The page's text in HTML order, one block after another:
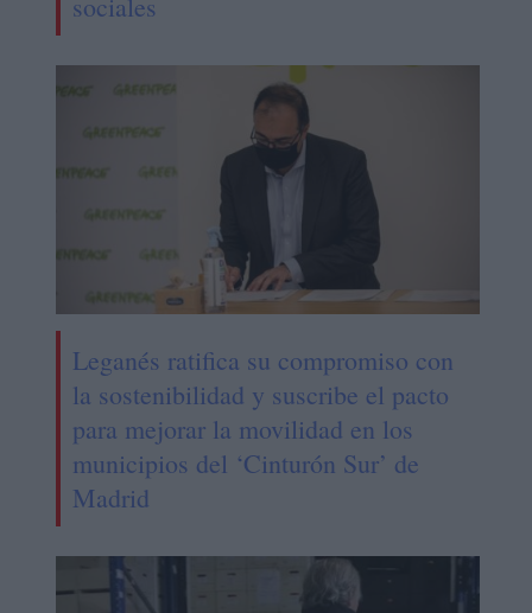
Leganés ratifica su compromiso con
la sostenibilidad y suscribe el pacto
para mejorar la movilidad en los
municipios del ‘Cinturón Sur’ de
Madrid